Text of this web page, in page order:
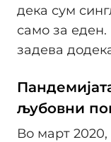
дека сум
само за
задева
љубовни
Во март 2020,